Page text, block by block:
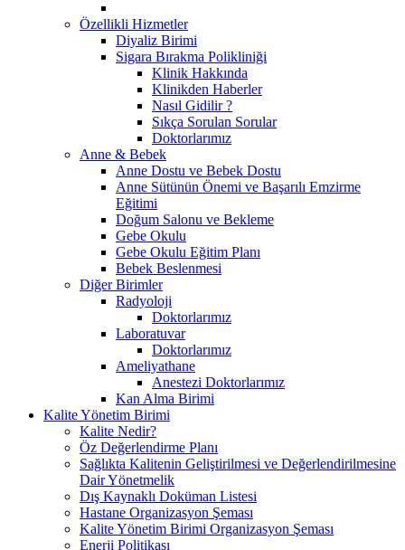
Özellikli Hizmetler
Diyaliz Birimi
Sigara Bırakma Polikliniği
Klinik Hakkında
Klinikden Haberler
Nasıl Gidilir ?
Sıkça Sorulan Sorular
Doktorlarımız
Anne & Bebek
Anne Dostu ve Bebek Dostu
Anne Sütünün Önemi ve Başarılı Emzirme
Eğitimi
Doğum Salonu ve Bekleme
Gebe Okulu
Gebe Okulu Eğitim Planı
Bebek Beslenmesi
Diğer Birimler
Radyoloji
Doktorlarımız
Laboratuvar
Doktorlarımız
Ameliyathane
Anestezi Doktorlarımız
Kan Alma Birimi
Kalite Yönetim Birimi
Kalite Nedir?
Öz Değerlendirme Planı
Sağlıkta Kalitenin Geliştirilmesi ve Değerlendirilmesine
Dair Yönetmelik
Dış Kaynaklı Doküman Listesi
Hastane Organizasyon Şeması
Kalite Yönetim Birimi Organizasyon Şeması
Enerji Politikası